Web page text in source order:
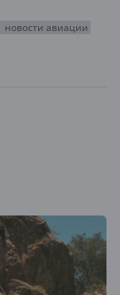
новости авиации